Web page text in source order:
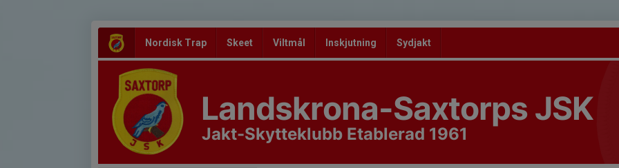
Nordisk Trap Skeet Viltmål Inskjutning Sydjakt
Landskrona-Saxtorps JSK
Jakt-Skytteklubb Etablerad 1961